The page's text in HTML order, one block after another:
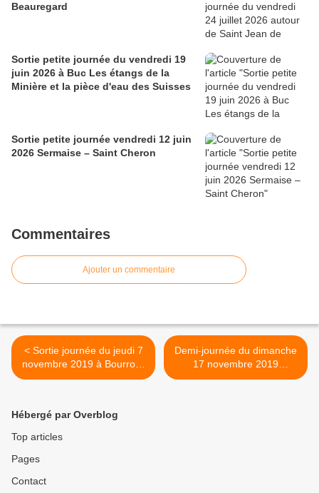
Beauregard
Sortie petite journée du vendredi 19
juin 2026 à Buc Les étangs de la
Minière et la pièce d'eau des Suisses
Sortie petite journée vendredi 12 juin
2026 Sermaise – Saint Cheron
Commentaires
Ajouter un commentaire
< Sortie journée du jeudi 7
novembre 2019 à Bourron-
Marlotte et Grez sur Loing
Demi-journée du dimanche
17 novembre 2019
Fontainebleau platières des
Hébergé par Overblog
Top articles
Pages
Contact